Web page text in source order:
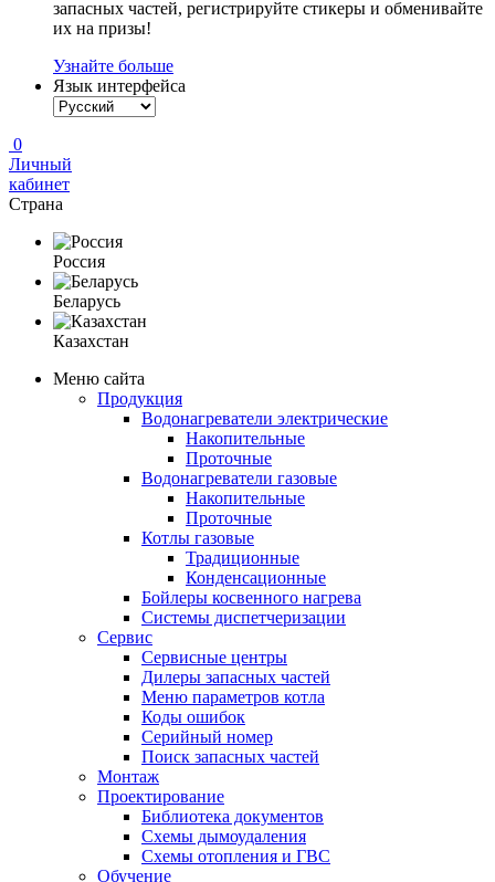
запасных частей, регистрируйте стикеры и обменивайте
их на призы!
Узнайте больше
Язык интерфейса
0
Личный
кабинет
Страна
Россия
Беларусь
Казахстан
Меню сайта
Продукция
Водонагреватели электрические
Накопительные
Проточные
Водонагреватели газовые
Накопительные
Проточные
Котлы газовые
Традиционные
Конденсационные
Бойлеры косвенного нагрева
Системы диспетчеризации
Сервис
Сервисные центры
Дилеры запасных частей
Меню параметров котла
Коды ошибок
Серийный номер
Поиск запасных частей
Монтаж
Проектирование
Библиотека документов
Схемы дымоудаления
Схемы отопления и ГВС
Обучение